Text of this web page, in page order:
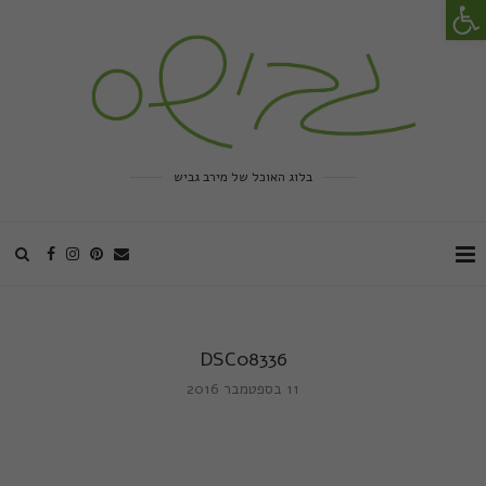
בלוג האוכל של מירב גביש
DSC08336
11 בספטמבר 2016